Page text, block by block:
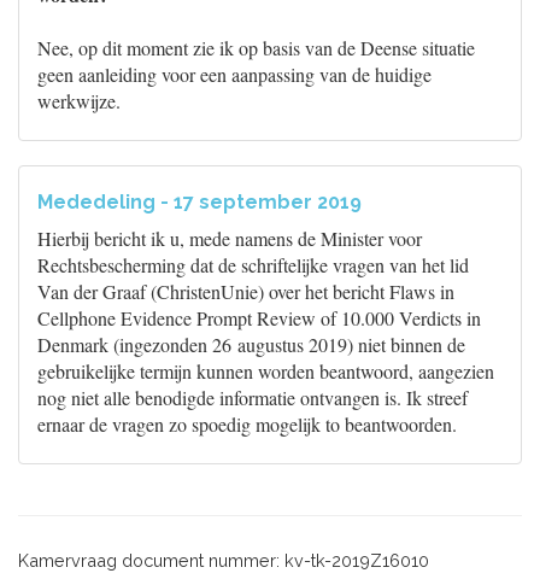
Nee, op dit moment zie ik op basis van de Deense situatie
geen aanleiding voor een aanpassing van de huidige
werkwijze.
Mededeling - 17 september 2019
Hierbij bericht ik u, mede namens de Minister voor
Rechtsbescherming dat de schriftelijke vragen van het lid
Van der Graaf (ChristenUnie) over het bericht Flaws in
Cellphone Evidence Prompt Review of 10.000 Verdicts in
Denmark (ingezonden 26 augustus 2019) niet binnen de
gebruikelijke termijn kunnen worden beantwoord, aangezien
nog niet alle benodigde informatie ontvangen is. Ik streef
ernaar de vragen zo spoedig mogelijk to beantwoorden.
Kamervraag document nummer: kv-tk-2019Z16010